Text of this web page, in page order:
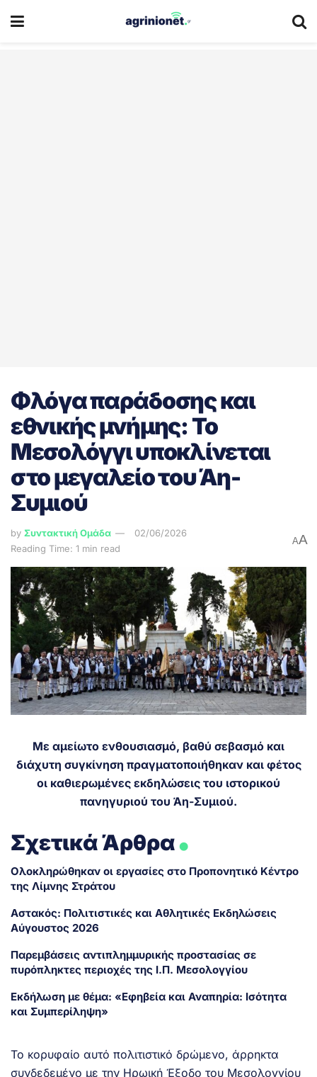
Φλόγα παράδοσης και
εθνικής μνήμης: Το
Μεσολόγγι υποκλίνεται
στο μεγαλείο του Άη-
Συμιού
by Συντακτική Ομάδα
02/06/2026
Reading Time: 1 min read
AA
Με αμείωτο ενθουσιασμό, βαθύ σεβασμό και
διάχυτη συγκίνηση πραγματοποιήθηκαν και φέτος
οι καθιερωμένες εκδηλώσεις του ιστορικού
πανηγυριού του Άη-Συμιού.
Σχετικά Άρθρα.
Ολοκληρώθηκαν οι εργασίες στο Προπονητικό Κέντρο
της Λίμνης Στράτου
Αστακός: Πολιτιστικές και Αθλητικές Εκδηλώσεις
Αύγουστος 2026
Παρεμβάσεις αντιπλημμυρικής προστασίας σε
πυρόπληκτες περιοχές της Ι.Π. Μεσολογγίου
Εκδήλωση με θέμα: «Εφηβεία και Αναπηρία: Ισότητα
και Συμπερίληψη»
Το κορυφαίο αυτό πολιτιστικό δρώμενο, άρρηκτα
συνδεδεμένο με την Ηρωική Έξοδο του Μεσολογγίου